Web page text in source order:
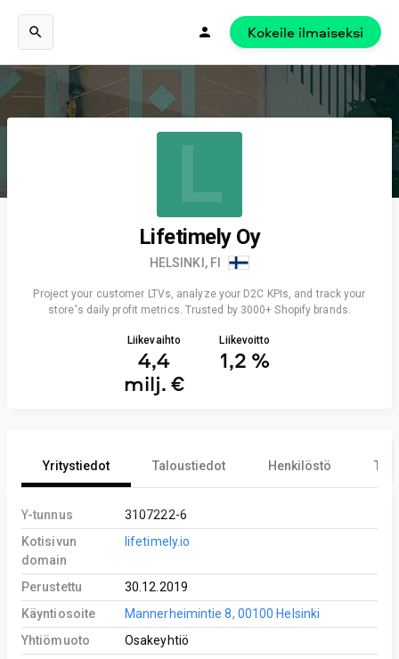
Kokeile ilmaiseksi
L
Lifetimely Oy
HELSINKI, FI
Project your customer LTVs, analyze your D2C KPIs, and track your
store's daily profit metrics. Trusted by 3000+ Shopify brands.
Liikevaihto
4,4
milj. €
Liikevoitto
1,2 %
Yritystiedot Taloustiedot Henkilöstö
Y-tunnus
3107222-6
Kotisivun
domain
lifetimely.io
Perustettu
30.12.2019
Käyntiosoite
Mannerheimintie 8, 00100 Helsinki
Yhtiömuoto
Osakeyhtiö